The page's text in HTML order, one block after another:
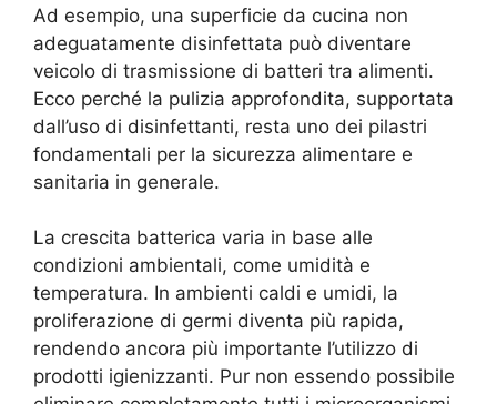
Ad esempio, una superficie da cucina non
adeguatamente disinfettata può diventare
veicolo di trasmissione di batteri tra alimenti.
Ecco perché la pulizia approfondita, supportata
dall’uso di disinfettanti, resta uno dei pilastri
fondamentali per la sicurezza alimentare e
sanitaria in generale.
La crescita batterica varia in base alle
condizioni ambientali, come umidità e
temperatura. In ambienti caldi e umidi, la
proliferazione di germi diventa più rapida,
rendendo ancora più importante l’utilizzo di
prodotti igienizzanti. Pur non essendo possibile